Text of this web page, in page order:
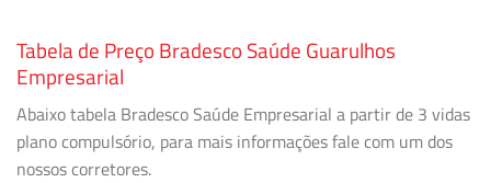
Tabela de Preço Bradesco Saúde Guarulhos
Empresarial
Abaixo tabela Bradesco Saúde Empresarial a partir de 3 vidas
plano compulsório, para mais informações fale com um dos
nossos corretores.